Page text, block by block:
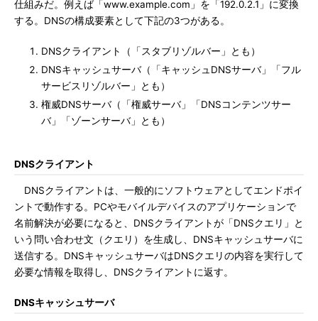
仕組みだ。例えば「www.example.com」を「192.0.2.1」に変換
する。DNSの構成要素として下記の3つがある。
DNSクライアント（「スタブリゾルバー」とも）
DNSキャッシュサーバ（「キャッシュDNSサーバ」「フル
サービスリゾルバー」とも）
権威DNSサーバ（「権威サーバ」「DNSコンテンツサー
バ」「ゾーンサーバ」とも）
DNSクライアント
DNSクライアントは、一般的にソフトウェアとしてエンドポイ
ントで動作する。PCやモバイルデバイスのアプリケーションで
名前解決が必要になると、DNSクライアントが「DNSクエリ」と
いう問い合わせ文（クエリ）を生成し、DNSキャッシュサーバに
送信する。DNSキャッシュサーバはDNSクエリの内容を実行して
必要な情報を取得し、DNSクライアントに返す。
DNSキャッシュサーバ